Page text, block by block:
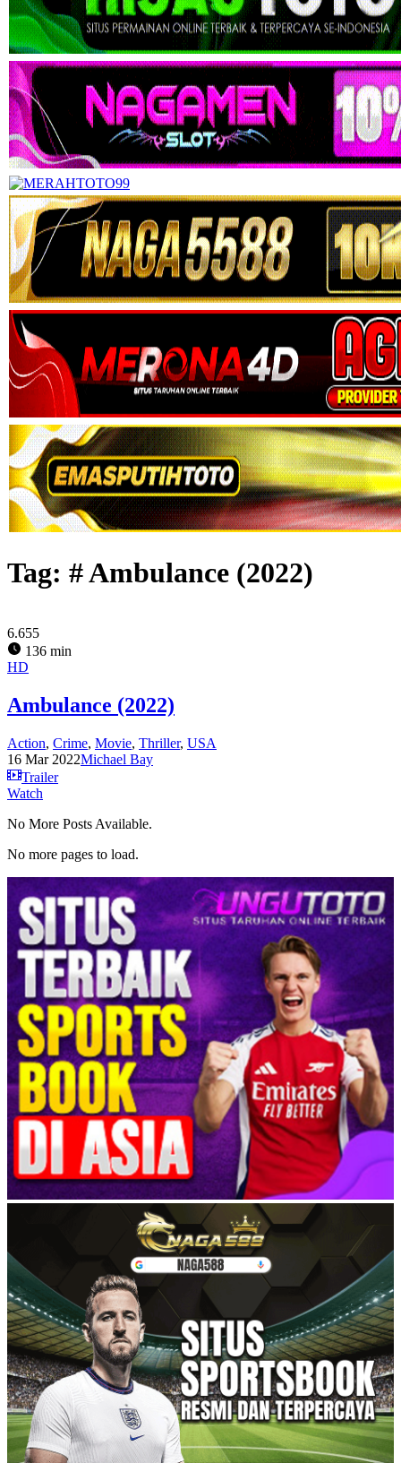
Tag: # Ambulance (2022)
6.655
136 min
HD
Ambulance (2022)
Action, Crime, Movie, Thriller, USA
16 Mar 2022Michael Bay
Trailer
Watch
No More Posts Available.
No more pages to load.